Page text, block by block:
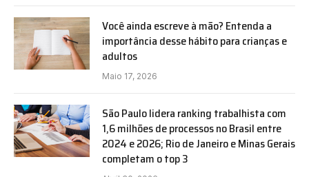
Você ainda escreve à mão? Entenda a
importância desse hábito para crianças e
adultos
Maio 17, 2026
São Paulo lidera ranking trabalhista com
1,6 milhões de processos no Brasil entre
2024 e 2026; Rio de Janeiro e Minas Gerais
completam o top 3